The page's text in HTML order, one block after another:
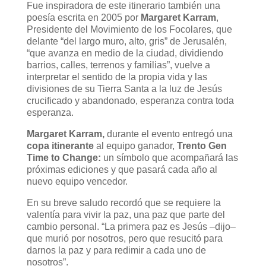
Fue inspiradora de este itinerario también una
poesía escrita en 2005 por Margaret Karram,
Presidente del Movimiento de los Focolares, que
delante “del largo muro, alto, gris” de Jerusalén,
“que avanza en medio de la ciudad, dividiendo
barrios, calles, terrenos y familias”, vuelve a
interpretar el sentido de la propia vida y las
divisiones de su Tierra Santa a la luz de Jesús
crucificado y abandonado, esperanza contra toda
esperanza.
Margaret Karram,durante el evento entregó una
copa itineranteal equipo ganador, Trento Gen
Time to Change: un símbolo que acompañará las
próximas ediciones y que pasará cada año al
nuevo equipo vencedor.
En su breve saludo recordó que se requiere la
valentía para vivir la paz, una paz que parte del
cambio personal. “La primera paz es Jesús –dijo–
que murió por nosotros, pero que resucitó para
darnos la paz y para redimir a cada uno de
nosotros”.